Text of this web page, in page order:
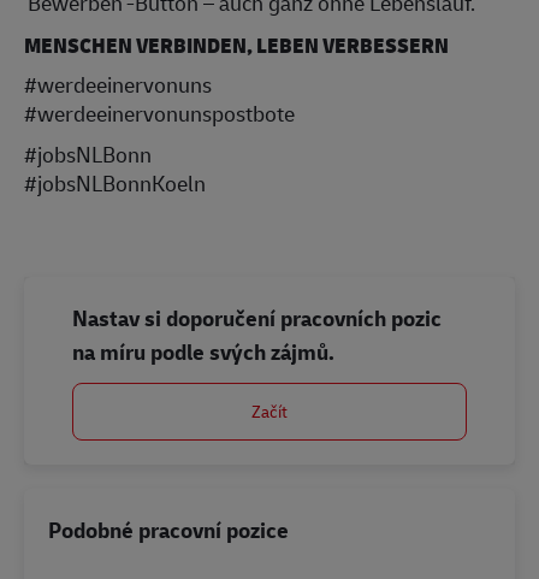
MENSCHEN VERBINDEN, LEBEN VERBESSERN
#werdeeinervonuns
#werdeeinervonunspostbote
#jobsNLBonn
#jobsNLBonnKoeln
Nastav si doporučení pracovních pozic
na míru podle svých zájmů.
Začít
Podobné pracovní pozice